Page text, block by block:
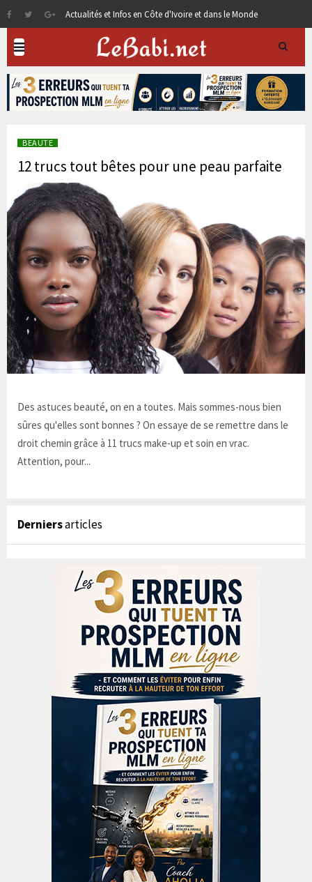
Actualités et Infos en Côte d'Ivoire et dans le Monde
BEAUTE
12 trucs tout bêtes pour une peau parfaite
Des astuces beauté, on en a toutes. Mais sommes-nous bien
sûres qu'elles sont bonnes ? On essaye de se remettre dans le
droit chemin grâce à 11 trucs make-up et soin en vrac.
Attention, pour...
Derniersarticles